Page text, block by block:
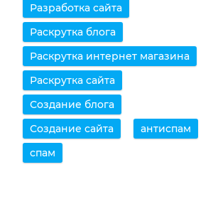
Разработка сайта
Раскрутка блога
Раскрутка интернет магазина
Раскрутка сайта
Создание блога
Создание сайта
антиспам
спам
Страница Подробнее
Производитель Intel